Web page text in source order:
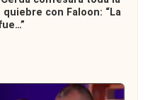
con Faloon: “La